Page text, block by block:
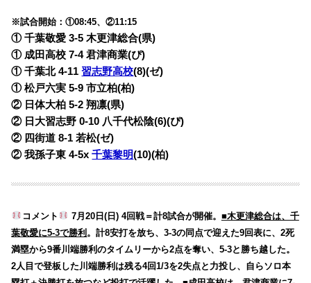
※試合開始：①08:45、②11:15
① 千葉敬愛 3-5 木更津総合(県)
① 成田高校 7-4 君津商業(ぴ)
① 千葉北 4-11習志野高校(8)(ゼ)
① 松戸六実 5-9 市立柏(柏)
② 日体大柏 5-2 翔凛(県)
② 日大習志野 0-10 八千代松陰(6)(ぴ)
② 四街道 8-1 若松(ゼ)
② 我孫子東 4-5x千葉黎明(10)(柏)
コメント 7月20日(日) 4回戦＝計8試合が開催。 ■木更津総合は、千
葉敬愛に5-3で勝利 。計8安打を放ち、3-3の同点で迎えた9回表に、2死
満塁から9番川端勝利のタイムリーから2点を奪い、5-3と勝ち越した。
2人目で登板した川端勝利は残る4回1/3を2失点と力投し、自らソロ本